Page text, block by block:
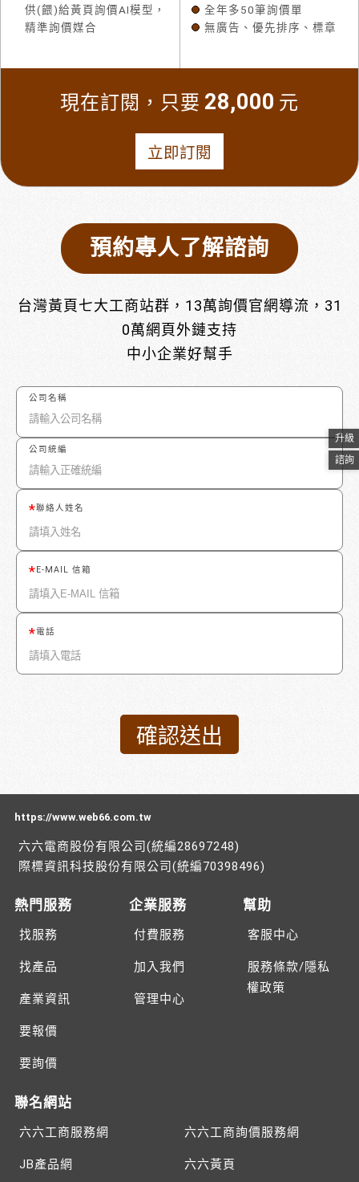
供(餵)給黃頁詢價AI模型，
精準詢價媒合
全年多50筆詢價單
無廣告、優先排序、標章
現在訂閱，只要 28,000 元
立即訂閱
預約專人了解諮詢
台灣黃頁七大工商站群，13萬詢價官網導流，31
0萬網頁外鏈支持
中小企業好幫手
公司名稱
公司統編
聯絡人姓名
E-MAIL 信箱
電話
https://www.web66.com.tw
六六電商股份有限公司(統編28697248)
際標資訊科技股份有限公司(統編70398496)
熱門服務
找服務
找產品
產業資訊
要報價
要詢價
企業服務
付費服務
加入我們
管理中心
幫助
客服中心
服務條款/隱私
權政策
聯名網站
六六工商服務網 六六工商詢價服務網
JB產品網 六六黃頁
升級
諮詢